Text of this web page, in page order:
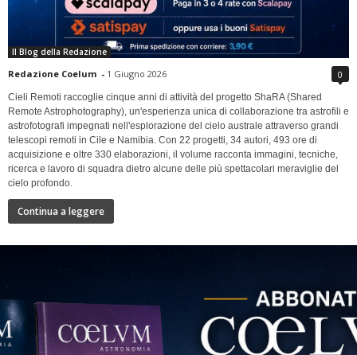
Il Blog della Redazione
Redazione Coelum - 1 Giugno 2026 0
Cieli Remoti raccoglie cinque anni di attività del progetto ShaRA (Shared
Remote Astrophotography), un'esperienza unica di collaborazione tra astrofili e
astrofotografi impegnati nell'esplorazione del cielo australe attraverso grandi
telescopi remoti in Cile e Namibia. Con 22 progetti, 34 autori, 493 ore di
acquisizione e oltre 330 elaborazioni, il volume racconta immagini, tecniche,
ricerca e lavoro di squadra dietro alcune delle più spettacolari meraviglie del
cielo profondo.
Continua a leggere